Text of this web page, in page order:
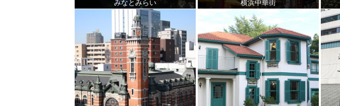
みなとみらい 横浜中華街
サイトについて